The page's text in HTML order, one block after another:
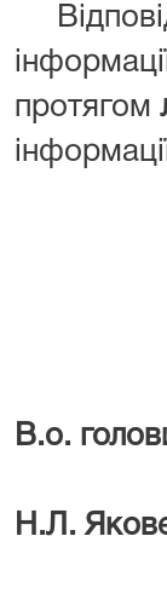
протягом
В.о.
Н.Л.